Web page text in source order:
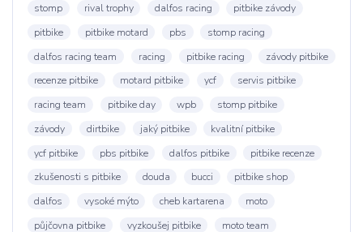
stomp rival trophy dalfos racing
pitbike závody
pitbike
pitbike motard pbs
stomp racing
dalfos racing team
racing pitbike racing
závody pitbike
recenze pitbike
motard pitbike ycf
servis pitbike
racing team
pitbike day wpb
stomp pitbike
závody
dirtbike jaký pitbike
kvalitní pitbike
ycf pitbike
pbs pitbike dalfos pitbike
pitbike recenze
zkušenosti s pitbike
douda bucci
pitbike shop
dalfos
vysoké mýto cheb kartarena
moto
půjčovna pitbike
vyzkoušej pitbike moto team